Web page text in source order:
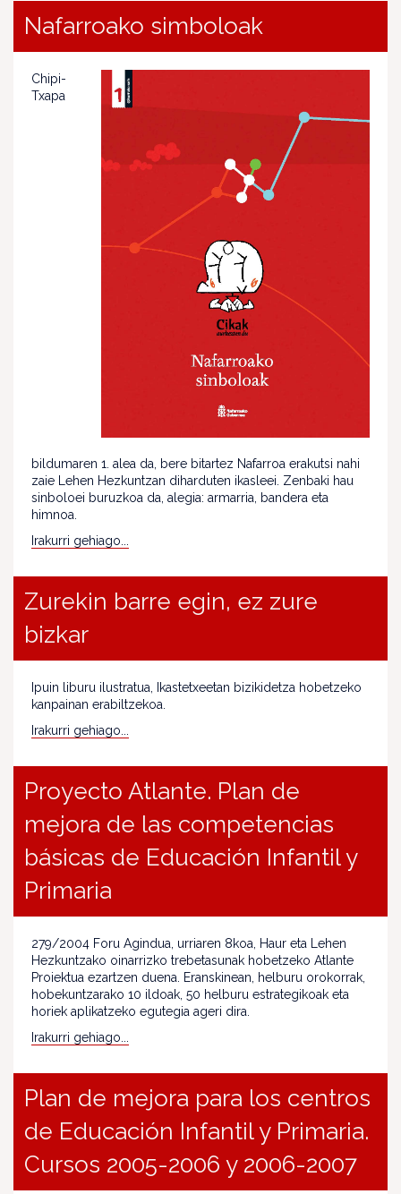
Nafarroako simboloak
Chipi-
Txapa
bildumaren 1. alea da, bere bitartez Nafarroa erakutsi nahi
zaie Lehen Hezkuntzan diharduten ikasleei. Zenbaki hau
sinboloei buruzkoa da, alegia: armarria, bandera eta
himnoa.
Irakurri gehiago...
Zurekin barre egin, ez zure
bizkar
Ipuin liburu ilustratua, Ikastetxeetan bizikidetza hobetzeko
kanpainan erabiltzekoa.
Irakurri gehiago...
Proyecto Atlante. Plan de
mejora de las competencias
básicas de Educación Infantil y
Primaria
279/2004 Foru Agindua, urriaren 8koa, Haur eta Lehen
Hezkuntzako oinarrizko trebetasunak hobetzeko Atlante
Proiektua ezartzen duena. Eranskinean, helburu orokorrak,
hobekuntzarako 10 ildoak, 50 helburu estrategikoak eta
horiek aplikatzeko egutegia ageri dira.
Irakurri gehiago...
Plan de mejora para los centros
de Educación Infantil y Primaria.
Cursos 2005-2006 y 2006-2007